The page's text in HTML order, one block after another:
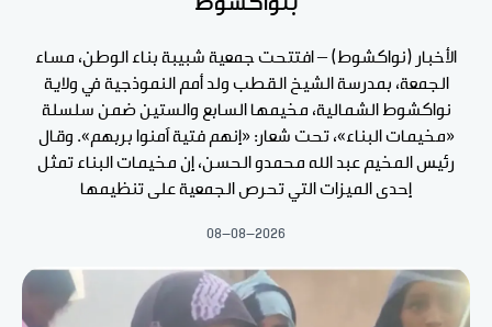
الأخبار (نواكشوط) – افتتحت جمعية شبيبة بناء الوطن، مساء
الجمعة، بمدرسة الشيخ القطب ولد أمم النموذجية في ولاية
نواكشوط الشمالية، مخيمها السابع والستين ضمن سلسلة
«مخيمات البناء»، تحت شعار: «إنهم فتية آمنوا بربهم». وقال
رئيس المخيم عبد الله محمدو الحسن، إن مخيمات البناء تمثل
إحدى الميزات التي تحرص الجمعية على تنظيمها
08-08-2026